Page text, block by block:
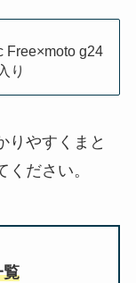
Free×moto g24
り
りやすくまと
ださい。
覧